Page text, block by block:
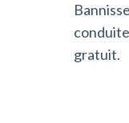
gratuit.